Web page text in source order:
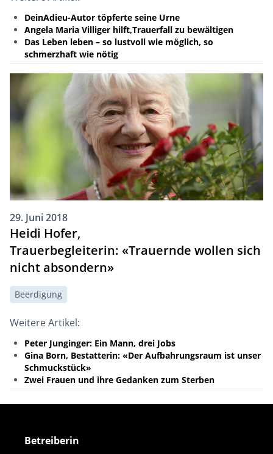
DeinAdieu-Autor töpferte seine Urne
Angela Maria Villiger hilft,Trauerfall zu bewältigen
Das Leben leben – so lustvoll wie möglich, so
schmerzhaft wie nötig
29. Juni 2018
Heidi Hofer,
Trauerbegleiterin: «Trauernde wollen sich
nicht absondern»
Beerdigung
Weitere Artikel:
Peter Junginger: Ein Mann, drei Jobs
Gina Born, Bestatterin: «Der Aufbahrungsraum ist unser
Schmuckstück»
Zwei Frauen und ihre Gedanken zum Sterben
Betreiberin